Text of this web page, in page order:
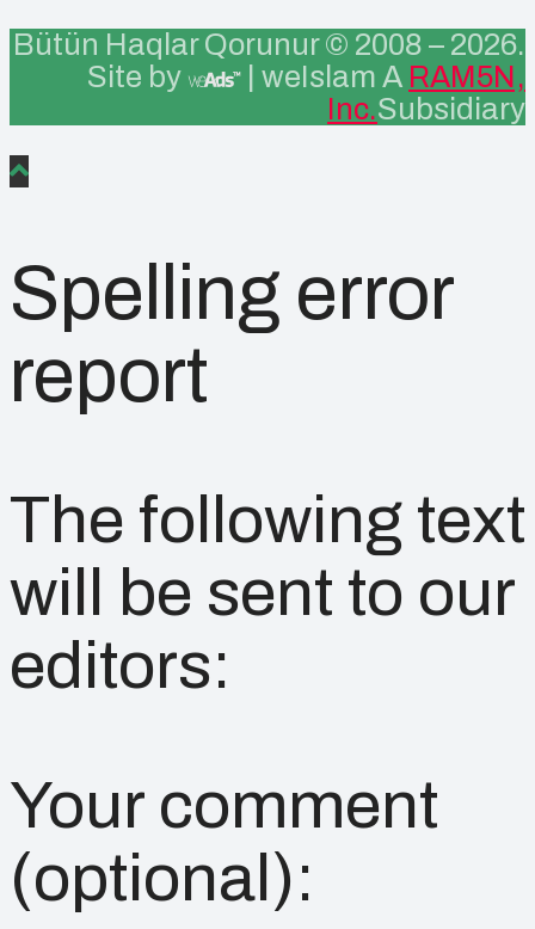
Bütün Haqlar Qorunur © 2008 – 2026.
Site by
| weIslam A RAM5N,
Inc.Subsidiary
Spelling error
report
The following text
will be sent to our
editors:
Your comment
(optional):